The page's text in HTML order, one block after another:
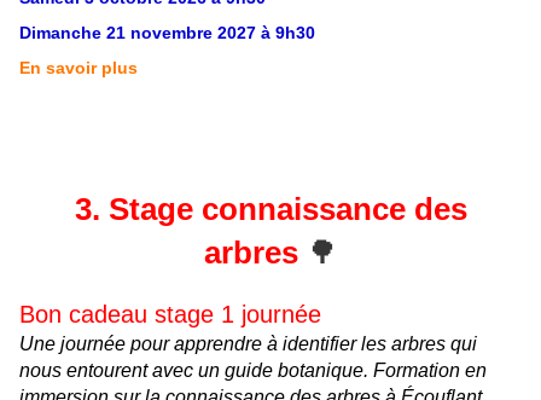
Dimanche 21 novembre 2027 à 9h30
En savoir plus
3. Stage connaissance des
arbres 🌳
Bon cadeau stage 1 journée
Une journée pour apprendre à identifier les arbres qui
nous entourent avec un guide botanique. Formation en